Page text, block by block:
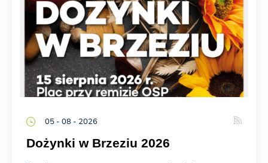
05 - 08 - 2026
Dożynki w Brzeziu 2026